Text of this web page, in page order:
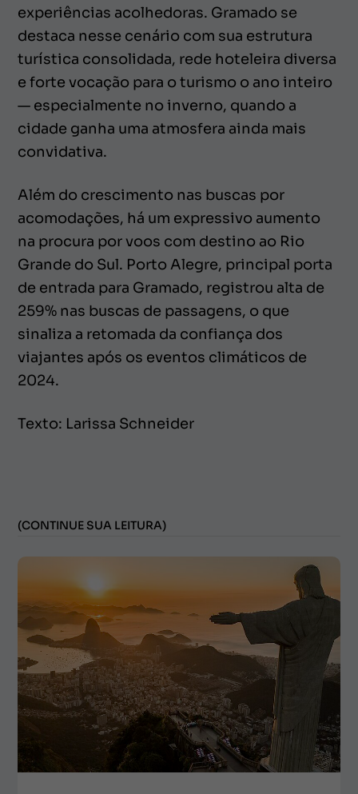
experiências acolhedoras. Gramado se
destaca nesse cenário com sua estrutura
turística consolidada, rede hoteleira diversa
e forte vocação para o turismo o ano inteiro
— especialmente no inverno, quando a
cidade ganha uma atmosfera ainda mais
convidativa.
Além do crescimento nas buscas por
acomodações, há um expressivo aumento
na procura por voos com destino ao Rio
Grande do Sul. Porto Alegre, principal porta
de entrada para Gramado, registrou alta de
259% nas buscas de passagens, o que
sinaliza a retomada da confiança dos
viajantes após os eventos climáticos de
2024.
Texto: Larissa Schneider
(CONTINUE SUA LEITURA)